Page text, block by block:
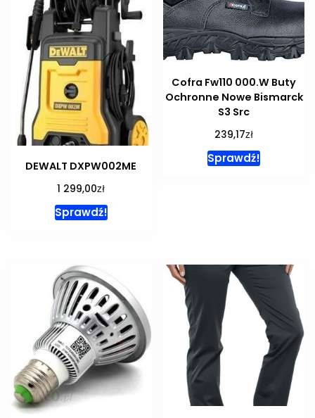
DEWALT DXPW002ME
1 299,00zł
Sprawdź!
Cofra Fw110 000.W Buty
Ochronne Nowe Bismarck
S3 Src
239,17zł
Sprawdź!